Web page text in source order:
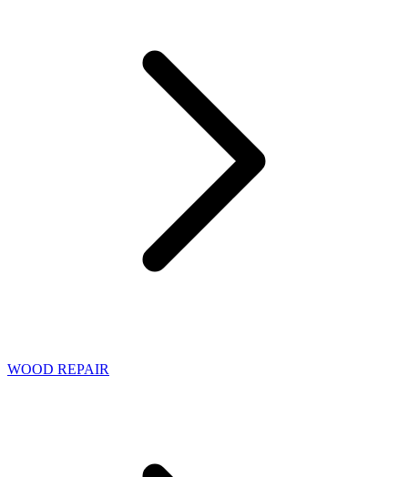
WOOD REPAIR